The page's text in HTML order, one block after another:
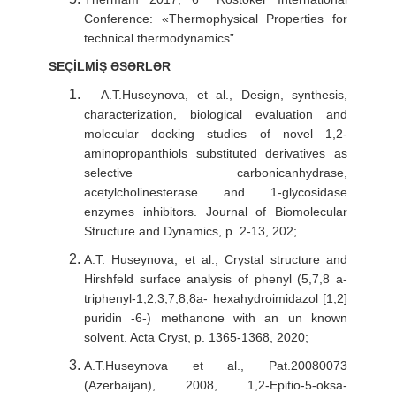
Conference: «Thermophysical Properties for
technical thermodynamics”.
SEÇİLMİŞ ƏSƏRLƏR
A.T.Huseynova, et al., Design, synthesis,
characterization, biological evaluation and
molecular docking studies of novel 1,2-
aminopropanthiols substituted derivatives as
selective carbonicanhydrase,
acetylcholinesterase and 1-glycosidase
enzymes inhibitors. Journal of Biomolecular
Structure and Dynamics, p. 2-13, 202;
A.T. Huseynova, et al., Crystal structure and
Hirshfeld surface analysis of phenyl (5,7,8 a-
triphenyl-1,2,3,7,8,8a- hexahydroimidazol [1,2]
puridin -6-) methanone with an un known
solvent. Acta Cryst, p. 1365-1368, 2020;
A.T.Huseynova et al., Pat.20080073
(Azerbaijan), 2008, 1,2-Epitio-5-oksa-